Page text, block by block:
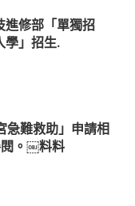
進修部「單獨招
學」招生.
急難救助」申請相
閱。￼料料